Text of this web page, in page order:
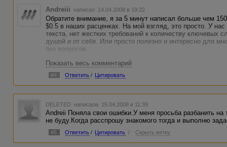
Andreiii написал 14.04.2008 в 19:22
Обратите внимание, я за 5 минут написал больше чем
$0.5 в наших расценках. На мой взгляд, это просто. У
текста, нет жестких требований к количеству ключевых
душой и от себя. Или просто полезно и интересно для
без вопросов.
Показать весь комментарий
#4 Ответить / Цитировать
DELETED написала 15.04.2008 в 11:39
Andreii Поняла свои ошибки.У меня просьба разбанить
не буду.Когда расспрошу знакомого тогда и выполню
#5 Ответить / Цитировать / Скрыть ветку